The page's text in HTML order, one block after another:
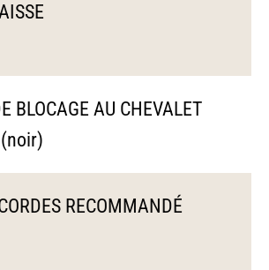
BLOCAGE AU CHEVALET
RECOMMANDÉ